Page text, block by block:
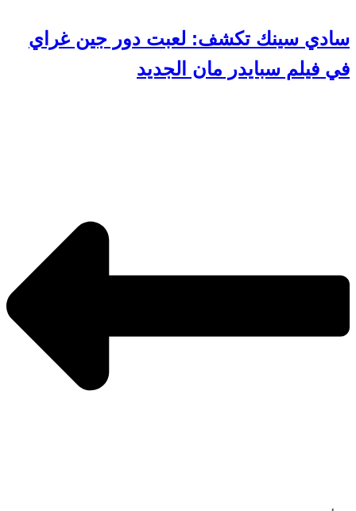
سادي سينك تكشف: لعبت دور جين غراي
في فيلم سبايدر مان الجديد